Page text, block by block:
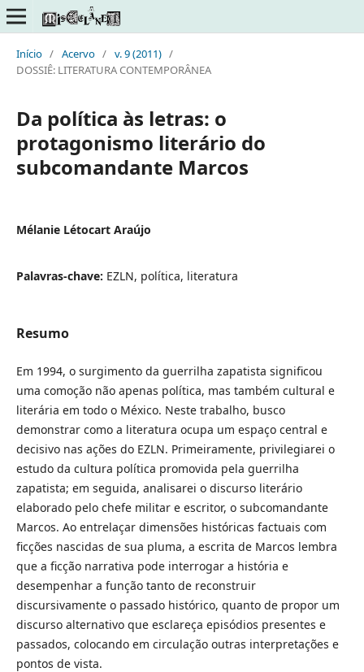
Início / Acervo / v. 9 (2011) /
DOSSIÊ: LITERATURA CONTEMPORÂNEA
Da política às letras: o
protagonismo literário do
subcomandante Marcos
Mélanie Létocart Araújo
Palavras-chave: EZLN, política, literatura
Resumo
Em 1994, o surgimento da guerrilha zapatista significou
uma comoção não apenas política, mas também cultural e
literária em todo o México. Neste trabalho, busco
demonstrar como a literatura ocupa um espaço central e
decisivo nas ações do EZLN. Primeiramente, privilegiarei o
estudo da cultura política promovida pela guerrilha
zapatista; em seguida, analisarei o discurso literário
elaborado pelo chefe militar e escritor, o subcomandante
Marcos. Ao entrelaçar dimensões históricas factuais com
ficções nascidas de sua pluma, a escrita de Marcos lembra
que a ficção narrativa pode interrogar a história e
desempenhar a função tanto de reconstruir
discursivamente o passado histórico, quanto de propor um
discurso alternativo que esclareça episódios presentes e
passados, colocando em circulação outras interpretações e
pontos de vista.